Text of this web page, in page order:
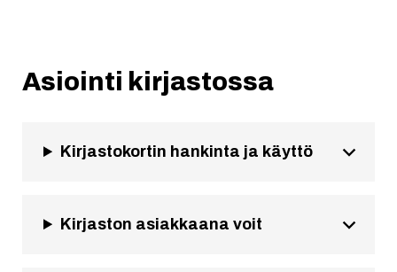
Asiointi kirjastossa
Kirjastokortin hankinta ja käyttö
Kirjaston asiakkaana voit